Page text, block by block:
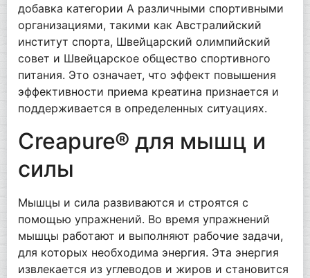
добавка категории A различными спортивными
организациями, такими как Австралийский
институт спорта, Швейцарский олимпийский
совет и Швейцарское общество спортивного
питания. Это означает, что эффект повышения
эффективности приема креатина признается и
поддерживается в определенных ситуациях.
Creapure® для мышц и
силы
Мышцы и сила развиваются и строятся с
помощью упражнений. Во время упражнений
мышцы работают и выполняют рабочие задачи,
для которых необходима энергия. Эта энергия
извлекается из углеводов и жиров и становится